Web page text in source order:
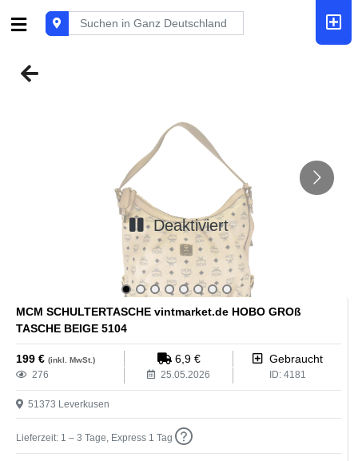
Deaktiviert
MCM SCHULTERTASCHE vintmarket.de HOBO GROß
TASCHE BEIGE 5104
199 € (inkl. MwSt.) 6,9€ Gebraucht
276 25.05.2026 ID: 4181
51373 Leverkusen
Lieferzeit: 1 – 3 Tage, Express 1 Tag